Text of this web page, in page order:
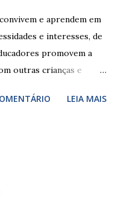
e aprendem em
e interesses, de
promovem a
outras crianças e
educação integral e de
– EMEIs - Escolas
LEIA MAIS